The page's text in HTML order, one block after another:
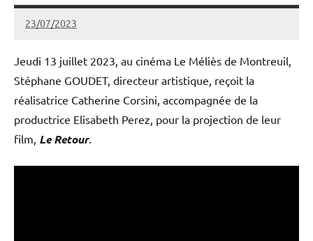
23/07/2023
Isabelle
Jeudi 13 juillet 2023, au cinéma Le Méliès de Montreuil,
Stéphane GOUDET, directeur artistique, reçoit la
réalisatrice Catherine Corsini, accompagnée de la
productrice Elisabeth Perez, pour la projection de leur
film, Le Retour.